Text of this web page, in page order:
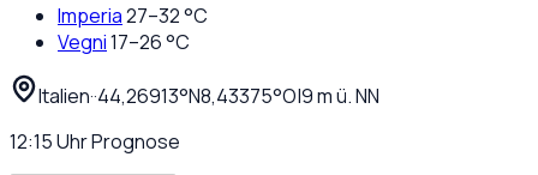
Imperia27–32°C
Vegni17–26°C
Italien··44,26913°N8,43375°O|9m ü. NN
12:15UhrPrognose